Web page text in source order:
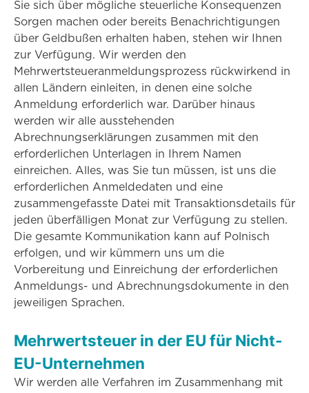
Sie sich über mögliche steuerliche Konsequenzen
Sorgen machen oder bereits Benachrichtigungen
über Geldbußen erhalten haben, stehen wir Ihnen
zur Verfügung. Wir werden den
Mehrwertsteueranmeldungsprozess rückwirkend in
allen Ländern einleiten, in denen eine solche
Anmeldung erforderlich war. Darüber hinaus
werden wir alle ausstehenden
Abrechnungserklärungen zusammen mit den
erforderlichen Unterlagen in Ihrem Namen
einreichen. Alles, was Sie tun müssen, ist uns die
erforderlichen Anmeldedaten und eine
zusammengefasste Datei mit Transaktionsdetails für
jeden überfälligen Monat zur Verfügung zu stellen.
Die gesamte Kommunikation kann auf Polnisch
erfolgen, und wir kümmern uns um die
Vorbereitung und Einreichung der erforderlichen
Anmeldungs- und Abrechnungsdokumente in den
jeweiligen Sprachen.
Mehrwertsteuer in der EU für Nicht-
EU-Unternehmen
Wir werden alle Verfahren im Zusammenhang mit